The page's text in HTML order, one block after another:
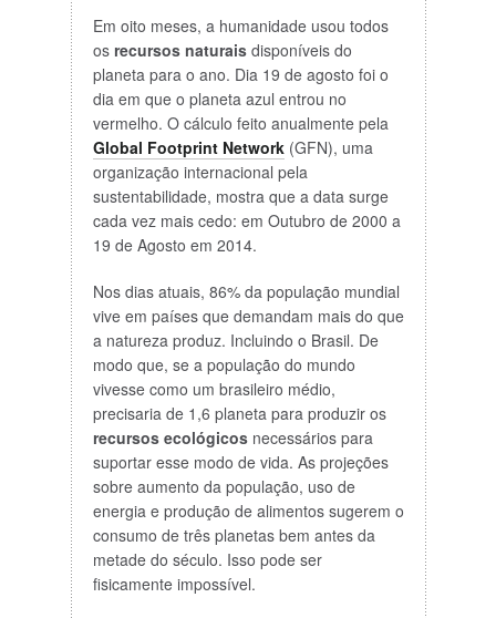
Em oito meses, a humanidade usou todos
os recursos naturaisdisponíveis do
planeta para o ano. Dia 19 de agosto foi o
dia em que o planeta azul entrou no
vermelho. O cálculo feito anualmente pela
Global Footprint Network(GFN), uma
organização internacional pela
sustentabilidade, mostra que a data surge
cada vez mais cedo: em Outubro de 2000 a
19 de Agosto em 2014.
Nos dias atuais, 86% da população mundial
vive em países que demandam mais do que
a natureza produz. Incluindo o Brasil. De
modo que, se a população do mundo
vivesse como um brasileiro médio,
precisaria de 1,6 planeta para produzir os
recursos ecológicosnecessários para
suportar esse modo de vida. As projeções
sobre aumento da população, uso de
energia e produção de alimentos sugerem o
consumo de três planetas bem antes da
metade do século. Isso pode ser
fisicamente impossível.